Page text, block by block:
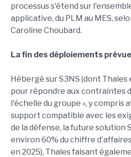
processus s'étend sur
applicative, du PLM au MES,
Caroline Choubard.
La fin des déploiements
Hébergé sur S3NS (dont Thales
pour répondre aux contraintes
l'échelle du groupe », y compris
support compatible avec les
de la défense, la future solution
environ 60% du chiffre d'affaires
en 2025), Thales faisant